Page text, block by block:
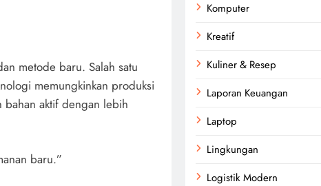
metode baru. Salah satu
memungkinkan produksi
aktif dengan lebih
baru.”
Komputer
Kreatif
Kuliner & Resep
Laporan Keuangan
Laptop
Lingkungan
Logistik Modern